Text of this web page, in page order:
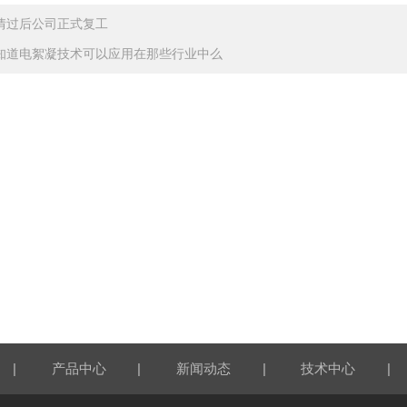
过后公司正式复工
道电絮凝技术可以应用在那些行业中么
| 产品中心 | 新闻动态 | 技术中心 |